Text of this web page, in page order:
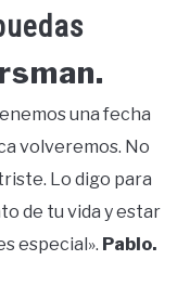
una fecha
volveremos. No
Lo digo para
de tu vida y estar
especial». Pablo.